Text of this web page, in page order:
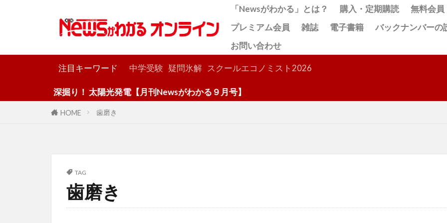
「Newsがわかる」とは？ 購入・定期購読
無料会員
プレミアム会員
雑誌 電子書籍
バックナンバーの
お問い合わせ
注目キーワード 中学受験 疑問氷解 スクールエコノミスト2026
深掘り！ 太陽光発電【月刊Newsがわかる９月号】
HOME 歯磨き
TAG
歯磨き
検索